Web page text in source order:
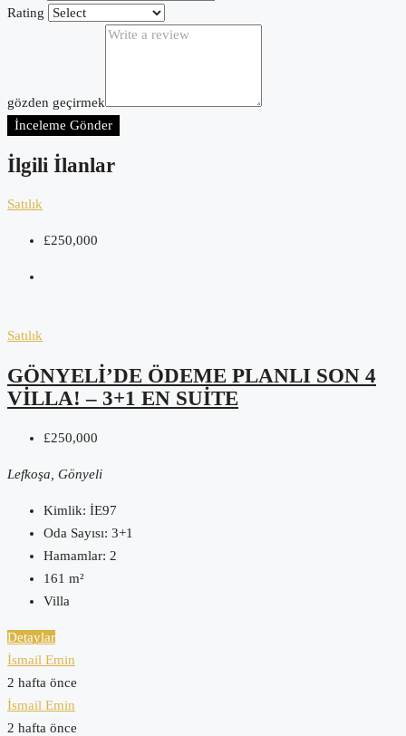
Rating
gözden geçirmek
İnceleme Gönder
İlgili İlanlar
Satılık
£250,000
Satılık
GÖNYELI’DE ÖDEME PLANLI SON 4
VILLA! – 3+1 EN SUITE
£250,000
Lefkoşa, Gönyeli
Kimlik: İE97
Oda Sayısı: 3+1
Hamamlar: 2
161 m²
Villa
Detaylar
İsmail Emin
2 hafta önce
İsmail Emin
2 hafta önce